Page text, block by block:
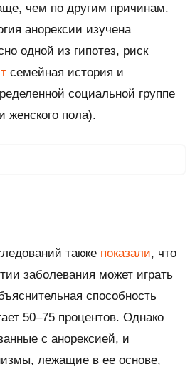
чем по другим причинам.
анорексии изучена
одной из гипотез, риск
семейная история и
социальной группе
женского пола).
также показали, что
заболевания может играть
способность
50–75 процентов. Однако
с анорексией, и
лежащие в ее основе,